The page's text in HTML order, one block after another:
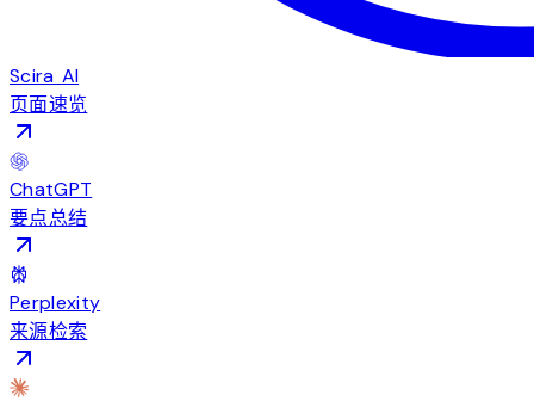
Scira AI
页面速览
ChatGPT
要点总结
Perplexity
来源检索